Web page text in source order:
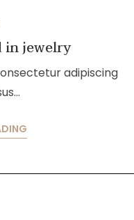
in jewelry
adipiscing